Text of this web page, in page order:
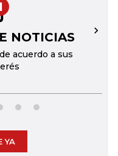
NOTICIAS
acuerdo a sus
→
YA